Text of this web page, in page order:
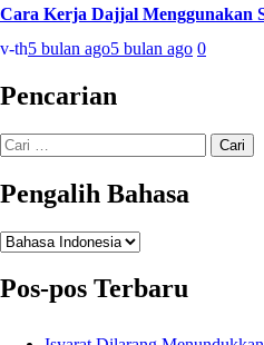
Cara Kerja Dajjal Menggunakan
v-th5 bulan ago5 bulan ago 0
Pencarian
Cari
untuk:
Pengalih Bahasa
Pengalih
Pos-pos Terbaru